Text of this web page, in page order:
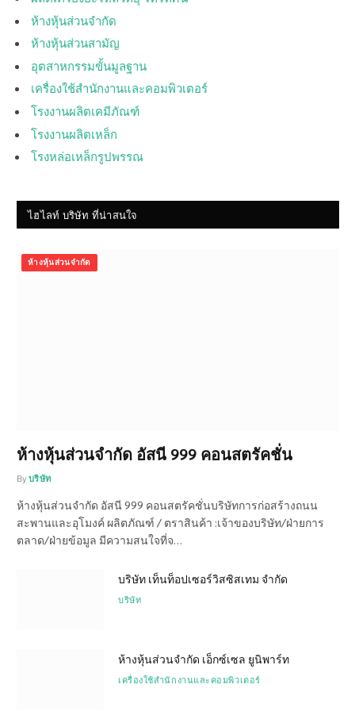
ห้างหุ้นส่วนจำกัด
ห้างหุ้นส่วนสามัญ
อุตสาหกรรมขั้นมูลฐาน
เครื่องใช้สำนักงานและคอมพิวเตอร์
โรงงานผลิตเคมีภัณฑ์
โรงงานผลิตเหล็ก
โรงหล่อเหล็กรูปพรรณ
ไฮไลท์ บริษัท ที่น่าสนใจ
ห้างหุ้นส่วนจำกัด
ห้างหุ้นส่วนจำกัด อัสนี 999 คอนสตรัคชั่น
By บริษัท
ห้างหุ้นส่วนจำกัด อัสนี 999 คอนสตรัคชั่นบริษัทการก่อสร้างถนน
สะพานและอุโมงค์ ผลิตภัณฑ์ / ตราสินค้า :เจ้าของบริษัท/ฝ่ายการ
ตลาด/ฝ่ายข้อมูล มีความสนใจที่จ…
บริษัท เท็นท็อปเซอร์วิสซิสเทม จำกัด
บริษัท
ห้างหุ้นส่วนจำกัด เอ็กซ์เซล ยูนิพาร์ท
เครื่องใช้สำนักงานและคอมพิวเตอร์